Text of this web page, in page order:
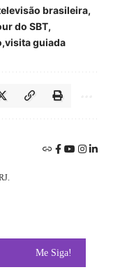
brasileira
do SBT
visita guiada
Me Siga!